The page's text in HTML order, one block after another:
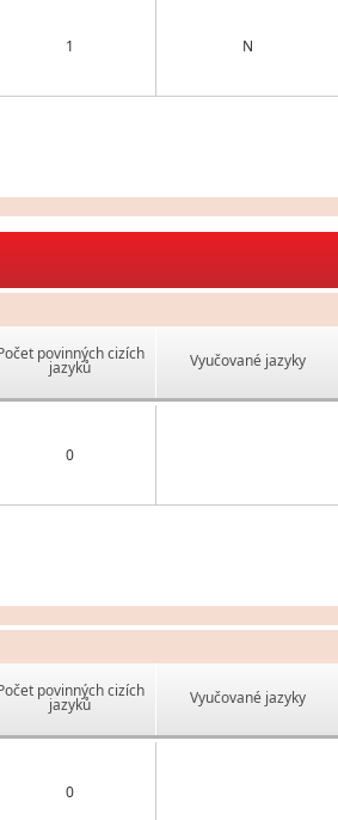
1 N
povinných cizích
jazyků Vyučované jazyky
0
povinných cizích
jazyků Vyučované jazyky
0